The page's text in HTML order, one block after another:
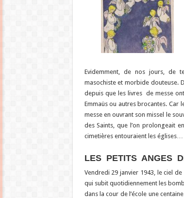
Evidemment, de nos jours, de
masochiste et morbide douteuse.
depuis que les livres de messe
Emmaüs ou autres brocantes. Car
messe en ouvrant son missel le
des Saints, que l’on prolongeait
cimetières entouraient les églises…
LES PETITS ANGES
Vendredi 29 janvier 1943, le ciel
qui subit quotidiennement les
dans la cour de l’école une